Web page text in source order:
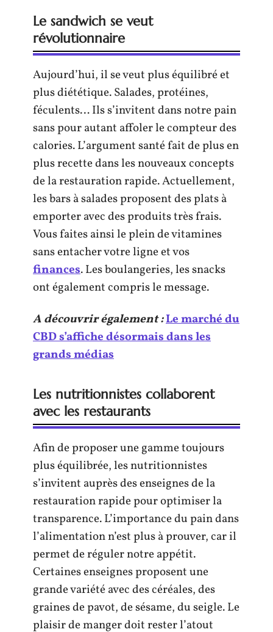
Le sandwich se veut
révolutionnaire
Aujourd’hui, il se veut plus équilibré et
plus diététique. Salades, protéines,
féculents… Ils s’invitent dans notre pain
sans pour autant affoler le compteur des
calories. L’argument santé fait de plus en
plus recette dans les nouveaux concepts
de la restauration rapide. Actuellement,
les bars à salades proposent des plats à
emporter avec des produits très frais.
Vous faites ainsi le plein de vitamines
sans entacher votre ligne et vos
finances. Les boulangeries, les snacks
ont également compris le message.
A découvrir également :Le marché du
CBD s’affiche désormais dans les
grands médias
Les nutritionnistes collaborent
avec les restaurants
Afin de proposer une gamme toujours
plus équilibrée, les nutritionnistes
s’invitent auprès des enseignes de la
restauration rapide pour optimiser la
transparence. L’importance du pain dans
l’alimentation n’est plus à prouver, car il
permet de réguler notre appétit.
Certaines enseignes proposent une
grande variété avec des céréales, des
graines de pavot, de sésame, du seigle. Le
plaisir de manger doit rester l’atout